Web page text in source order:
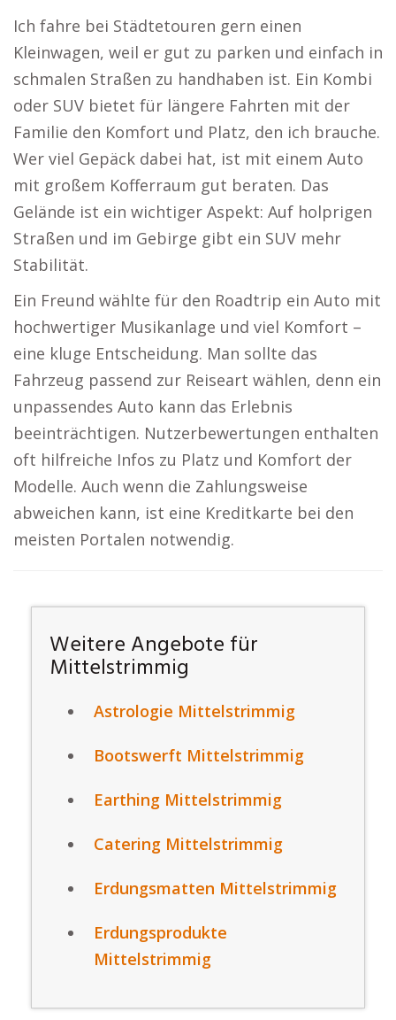
Ich fahre bei Städtetouren gern einen
Kleinwagen, weil er gut zu parken und einfach in
schmalen Straßen zu handhaben ist. Ein Kombi
oder SUV bietet für längere Fahrten mit der
Familie den Komfort und Platz, den ich brauche.
Wer viel Gepäck dabei hat, ist mit einem Auto
mit großem Kofferraum gut beraten. Das
Gelände ist ein wichtiger Aspekt: Auf holprigen
Straßen und im Gebirge gibt ein SUV mehr
Stabilität.
Ein Freund wählte für den Roadtrip ein Auto mit
hochwertiger Musikanlage und viel Komfort –
eine kluge Entscheidung. Man sollte das
Fahrzeug passend zur Reiseart wählen, denn ein
unpassendes Auto kann das Erlebnis
beeinträchtigen. Nutzerbewertungen enthalten
oft hilfreiche Infos zu Platz und Komfort der
Modelle. Auch wenn die Zahlungsweise
abweichen kann, ist eine Kreditkarte bei den
meisten Portalen notwendig.
Weitere Angebote für
Mittelstrimmig
Astrologie Mittelstrimmig
Bootswerft Mittelstrimmig
Earthing Mittelstrimmig
Catering Mittelstrimmig
Erdungsmatten Mittelstrimmig
Erdungsprodukte
Mittelstrimmig